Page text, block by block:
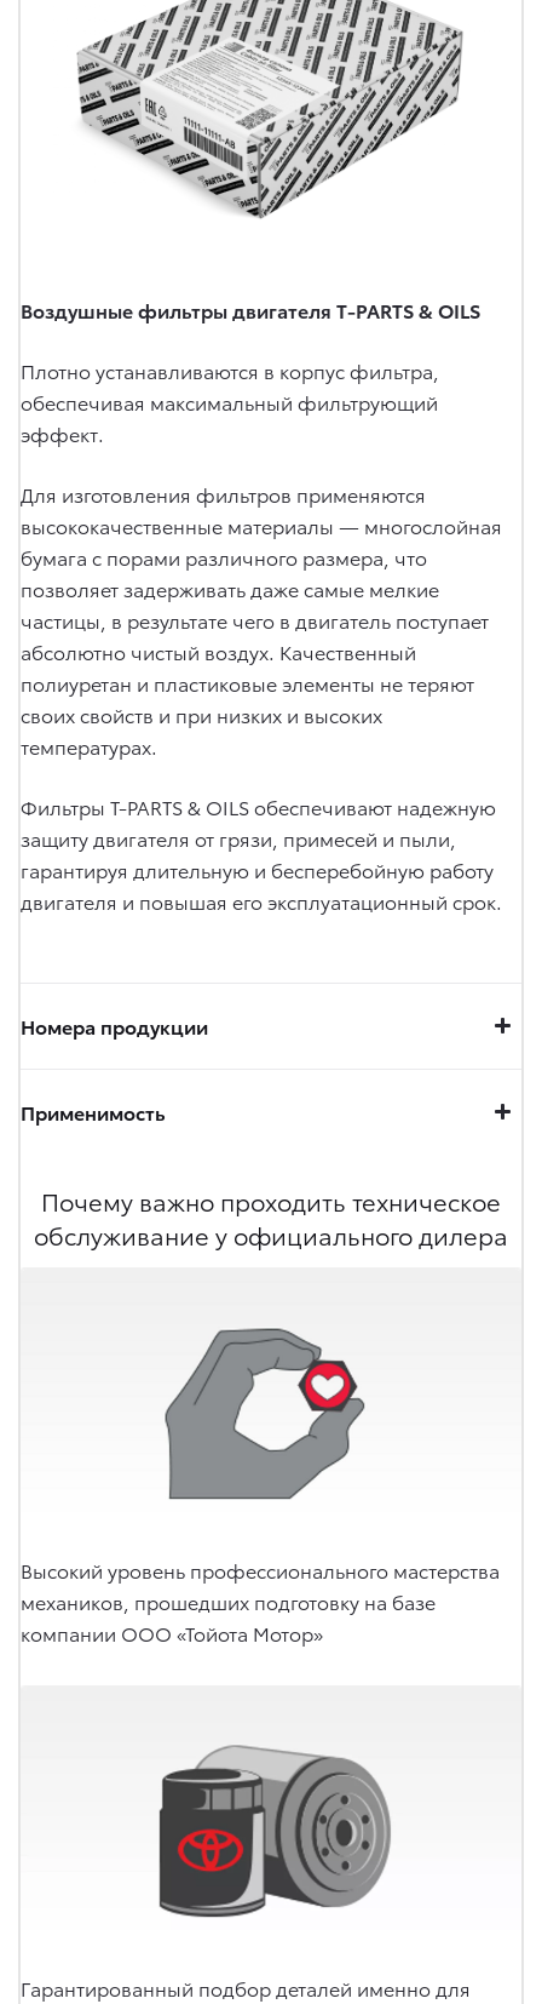
Воздушные фильтры двигателя T-PARTS & OILS
Плотно устанавливаются в корпус фильтра,
обеспечивая максимальный фильтрующий
эффект.
Для изготовления фильтров применяются
высококачественные материалы — многослойная
бумага с порами различного размера, что
позволяет задерживать даже самые мелкие
частицы, в результате чего в двигатель поступает
абсолютно чистый воздух. Качественный
полиуретан и пластиковые элементы не теряют
своих свойств и при низких и высоких
температурах.
Фильтры T-PARTS & OILS обеспечивают надежную
защиту двигателя от грязи, примесей и пыли,
гарантируя длительную и бесперебойную работу
двигателя и повышая его эксплуатационный срок.
Номера продукции
Применимость
Почему важно проходить техническое
обслуживание у официального дилера
Высокий уровень профессионального мастерства
механиков, прошедших подготовку на базе
компании ООО «Тойота Мотор»
Гарантированный подбор деталей именно для